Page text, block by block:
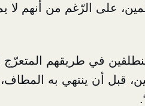
على الرّغم من أنهم لا
في طريقهم المتعرّج
قبل أن ينتهي به المطاف،